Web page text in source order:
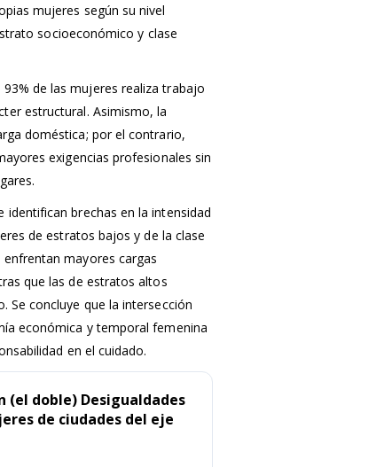
mujeres según su nivel
socioeconómico y clase
de las mujeres realiza trabajo
estructural. Asimismo, la
doméstica; por el contrario,
exigencias profesionales sin
brechas en la intensidad
de estratos bajos y de la clase
mayores cargas
que las de estratos altos
Se concluye que la intersección
económica y temporal femenina
en el cuidado.
(el doble) Desigualdades
de ciudades del eje